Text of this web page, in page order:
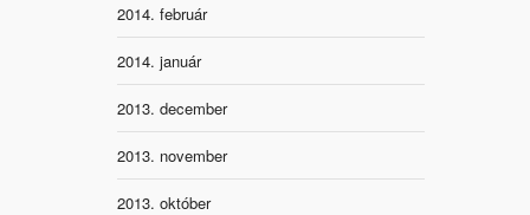
2014. február
2014. január
2013. december
2013. november
2013. október